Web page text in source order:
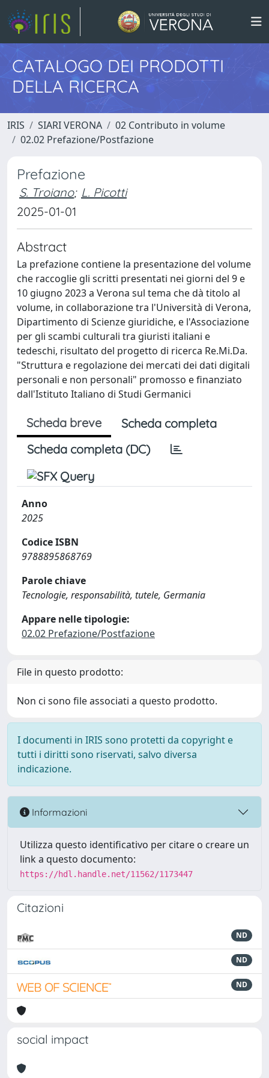
CATALOGO DEI PRODOTTI
DELLA RICERCA
IRIS SIARI VERONA
02 Contributo in volume
02.02 Prefazione/Postfazione
Prefazione
S. Troiano; L. Picotti
2025-01-01
Abstract
La prefazione contiene la presentazione del volume
che raccoglie gli scritti presentati nei giorni del 9 e
10 giugno 2023 a Verona sul tema che dà titolo al
volume, in collaborazione tra l'Università di Verona,
Dipartimento di Scienze giuridiche, e l'Associazione
per gli scambi culturali tra giuristi italiani e
tedeschi, risultato del progetto di ricerca Re.Mi.Da.
"Struttura e regolazione dei mercati dei dati digitali
personali e non personali" promosso e finanziato
dall'Istituto Italiano di Studi Germanici
Scheda breve
Scheda completa
Scheda completa (DC)
Anno
2025
Codice ISBN
9788895868769
Parole chiave
Tecnologie, responsabilità, tutele, Germania
Appare nelle tipologie:
02.02 Prefazione/Postfazione
File in questo prodotto:
Non ci sono file associati a questo prodotto.
I documenti in IRIS sono protetti da copyright e
tutti i diritti sono riservati, salvo diversa
indicazione.
Informazioni
Utilizza questo identificativo per citare o creare un
link a questo documento:
https://hdl.handle.net/11562/1173447
Citazioni
ND
ND
ND
social impact